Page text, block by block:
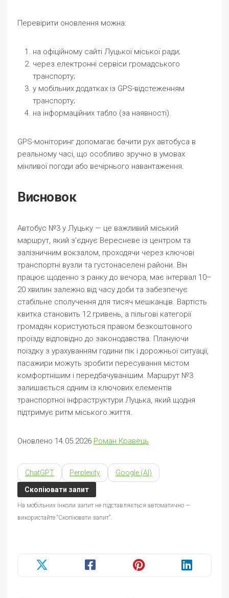
Перевірити оновлення можна:
на офіційному сайті Луцької міської ради;
через електронні сервіси громадського
транспорту;
у мобільних додатках із GPS-відстеженням
транспорту;
на інформаційних табло (за наявності).
GPS-моніторинг допомагає бачити рух автобуса в
реальному часі, що особливо зручно в умовах
мінливої погоди або вечірнього навантаження.
Висновок
Автобус №3 у Луцьку — це важливий міський
маршрут, який з’єднує Вересневе із центром та
залізничним вокзалом, проходячи через ключові
транспортні вузли та густонаселені райони. Він
працює щоденно з ранку до вечора, має інтервал 10–
20 хвилин залежно від часу доби та забезпечує
стабільне сполучення для тисяч мешканців. Вартість
квитка становить 12 гривень, а пільгові категорії
громадян користуються правом безкоштовного
проїзду відповідно до законодавства. Плануючи
поїздку з урахуванням години пік і дорожньої ситуації,
пасажири можуть зробити пересування містом
комфортнішим і передбачуванішим. Маршрут №3
залишається одним із ключових елементів
транспортної інфраструктури Луцька, який щодня
підтримує ритм міського життя.
Оновлено 14.05.2026 Роман Кравець
ChatGPT Perplexity Google (AI)
Скопіювати запит
На мобільних інколи запит не підставляється автоматично —
використайте “Скопіювати запит”.